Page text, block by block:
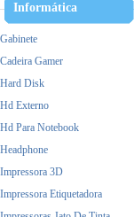
Informática
Gabinete
Cadeira Gamer
Hard Disk
Hd Externo
Hd Para Notebook
Headphone
Impressora 3D
Impressora Etiquetadora